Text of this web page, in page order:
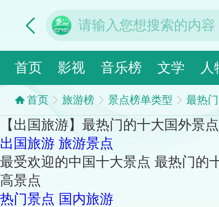
首页 影视 音乐榜 文学 人
首页 旅游榜 景点榜单类型 最热
【出国旅游】最热门的十大国外景
出国旅游 旅游景点
最受欢迎的中国十大景点 最热门的
高景点
热门景点 国内旅游